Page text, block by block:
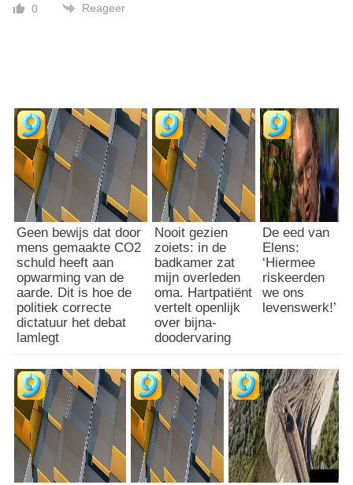
0 Reageer
Geen bewijs dat door
mens gemaakte CO2
schuld heeft aan
opwarming van de
aarde. Dit is hoe de
politiek correcte
dictatuur het debat
lamlegt
Nooit gezien
zoiets: in de
badkamer zat
mijn overleden
oma. Hartpatiënt
vertelt openlijk
over bijna-
doodervaring
De eed van
Elens:
‘Hiermee
riskeerden
we ons
levenswerk!’